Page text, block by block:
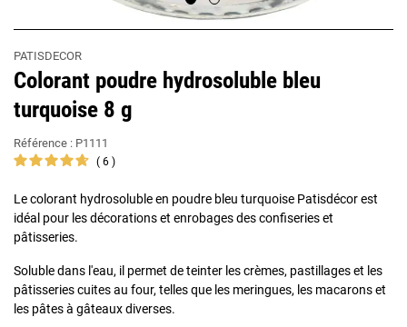
PATISDECOR
Colorant poudre hydrosoluble bleu
turquoise 8 g
Référence : P1111
6
Le colorant hydrosoluble en poudre bleu turquoise Patisdécor est
idéal pour les décorations et enrobages des confiseries et
pâtisseries.
Soluble dans l'eau, il permet de teinter les crèmes, pastillages et les
pâtisseries cuites au four, telles que les meringues, les macarons et
les pâtes à gâteaux diverses.